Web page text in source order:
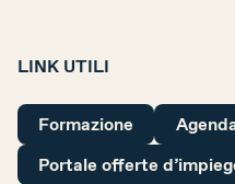
LINK UTILI
Formazione
Portale offerte